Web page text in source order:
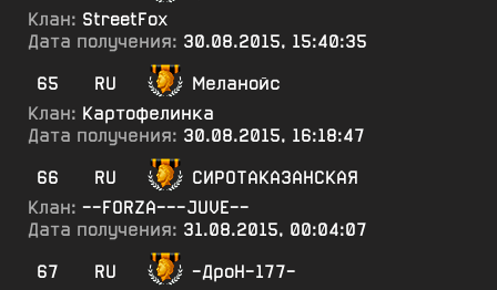
Клан: StreetFox
Дата получения: 30.08.2015, 15:40:35
65
RU
Меланойс
Клан: Картофелинка
Дата получения: 30.08.2015, 16:18:47
66
RU
СИРОТАКАЗАНСКАЯ
Клан: --FORZA---JUVE--
Дата получения: 31.08.2015, 00:04:07
67
RU -ДроН-177-